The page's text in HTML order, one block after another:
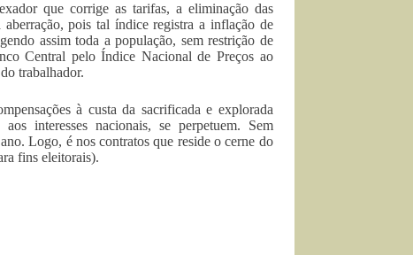
que corrige as tarifas, a eliminação das
pois tal índice registra a inflação de
assim toda a população, sem restrição de
Central pelo Índice Nacional de Preços ao
trabalhador.
à custa da sacrificada e explorada
interesses nacionais, se perpetuem. Sem
Logo, é nos contratos que reside o cerne do
fins eleitorais).